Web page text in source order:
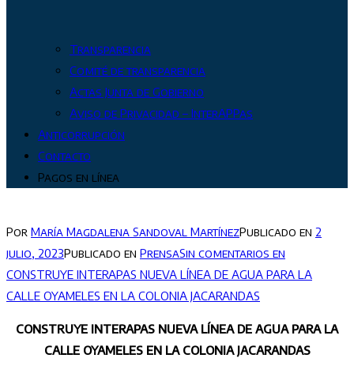
Transparencia
Comité de transparencia
Actas Junta de Gobierno
Aviso de Privacidad – InterAPPas
Anticorrupción
Contacto
Pagos en línea
Por María Magdalena Sandoval MartínezPublicado en 2
julio, 2023Publicado en PrensaSin comentarios en
CONSTRUYE INTERAPAS NUEVA LÍNEA DE AGUA PARA LA
CALLE OYAMELES EN LA COLONIA JACARANDAS
CONSTRUYE INTERAPAS NUEVA LÍNEA DE AGUA PARA LA
CALLE OYAMELES EN LA COLONIA JACARANDAS